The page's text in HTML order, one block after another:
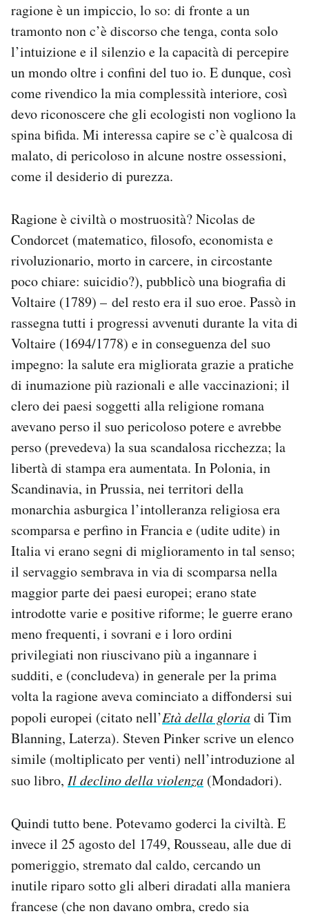
ragione è un impiccio, lo so: di fronte a un
tramonto non c’è discorso che tenga, conta solo
l’intuizione e il silenzio e la capacità di percepire
un mondo oltre i confini del tuo io. E dunque, così
come rivendico la mia complessità interiore, così
devo riconoscere che gli ecologisti non vogliono la
spina bifida. Mi interessa capire se c’è qualcosa di
malato, di pericoloso in alcune nostre ossessioni,
come il desiderio di purezza.
Ragione è civiltà o mostruosità? Nicolas de
Condorcet (matematico, filosofo, economista e
rivoluzionario, morto in carcere, in circostante
poco chiare: suicidio?), pubblicò una biografia di
Voltaire (1789) – del resto era il suo eroe. Passò in
rassegna tutti i progressi avvenuti durante la vita di
Voltaire (1694/1778) e in conseguenza del suo
impegno: la salute era migliorata grazie a pratiche
di inumazione più razionali e alle vaccinazioni; il
clero dei paesi soggetti alla religione romana
avevano perso il suo pericoloso potere e avrebbe
perso (prevedeva) la sua scandalosa ricchezza; la
libertà di stampa era aumentata. In Polonia, in
Scandinavia, in Prussia, nei territori della
monarchia asburgica l’intolleranza religiosa era
scomparsa e perfino in Francia e (udite udite) in
Italia vi erano segni di miglioramento in tal senso;
il servaggio sembrava in via di scomparsa nella
maggior parte dei paesi europei; erano state
introdotte varie e positive riforme; le guerre erano
meno frequenti, i sovrani e i loro ordini
privilegiati non riuscivano più a ingannare i
sudditi, e (concludeva) in generale per la prima
volta la ragione aveva cominciato a diffondersi sui
popoli europei (citato nell’Età della gloriadi Tim
Blanning, Laterza). Steven Pinker scrive un elenco
simile (moltiplicato per venti) nell’introduzione al
suo libro, Il declino della violenza (Mondadori).
Quindi tutto bene. Potevamo goderci la civiltà. E
invece il 25 agosto del 1749, Rousseau, alle due di
pomeriggio, stremato dal caldo, cercando un
inutile riparo sotto gli alberi diradati alla maniera
francese (che non davano ombra, credo sia